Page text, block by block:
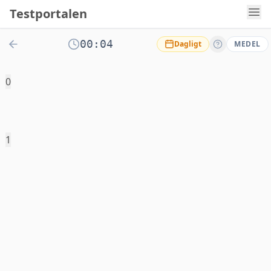
Testportalen
00:04 Dagligt MEDEL
0
1